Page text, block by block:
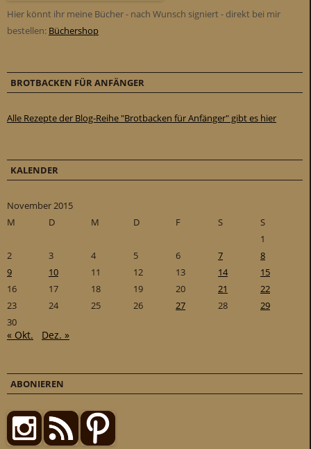
Hier könnt ihr meine Bücher - nach Wunsch signiert - direkt bei mir
bestellen: Büchershop
BROTBACKEN FÜR ANFÄNGER
Alle Rezepte der Blog-Reihe "Brotbacken für Anfänger" gibt es hier
KALENDER
November 2015
M
D M D F S
S
1
2
3 4 5 6 7
8
9
10 11 12 13 14
15
16
17 18 19 20 21
22
23
24 25 26 27 28
29
30
« Okt. Dez. »
ABONIEREN